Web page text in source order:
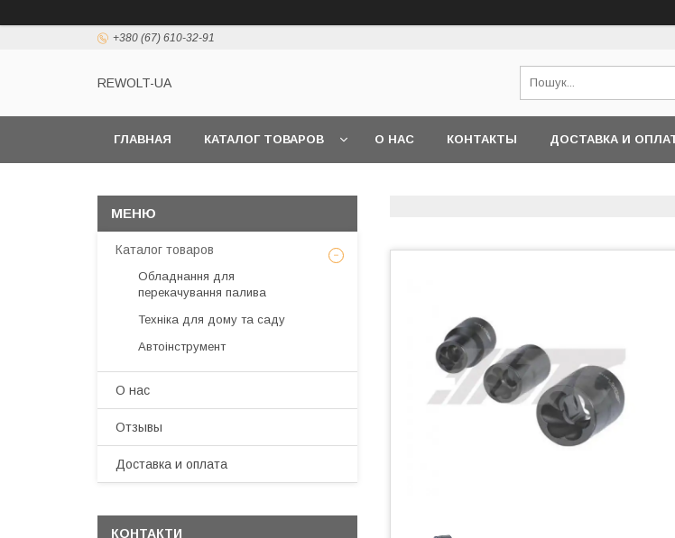
+380 (67) 610-32-91
REWOLT-UA
ГЛАВНАЯ КАТАЛОГ ТОВАРОВ О НАС КОНТАКТЫ ДОСТАВКА И
Каталог товаров
Обладнання для
перекачування палива
Техніка для дому та саду
Автоінструмент
О нас
Отзывы
Доставка и оплата
КОНТАКТИ